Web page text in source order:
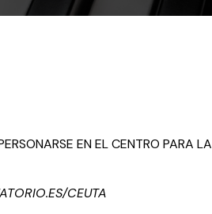
EN EL CENTRO PARA LA
CEUTA